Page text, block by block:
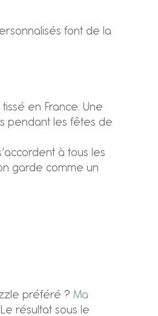
font de la
en France. Une
pendant les fêtes de
à tous les
garde comme un
préféré ? Ma
résultat sous le